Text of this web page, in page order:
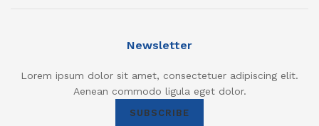
Newsletter
Lorem ipsum dolor sit amet, consectetuer adipiscing elit.
Aenean commodo ligula eget dolor.
SUBSCRIBE